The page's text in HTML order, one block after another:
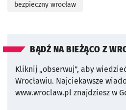
bezpieczny wrocław
BĄDŹ NA BIEŻĄCO Z
Kliknij „obserwuj”, aby
Wrocławiu. Najciekawsze
www.wroclaw.pl znajdziesz w